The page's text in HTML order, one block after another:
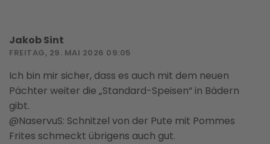
Jakob Sint
FREITAG, 29. MAI 2026 09:05
Ich bin mir sicher, dass es auch mit dem neuen
Pächter weiter die „Standard-Speisen“ in Bädern
gibt.
@NaservuS: Schnitzel von der Pute mit Pommes
Frites schmeckt übrigens auch gut.